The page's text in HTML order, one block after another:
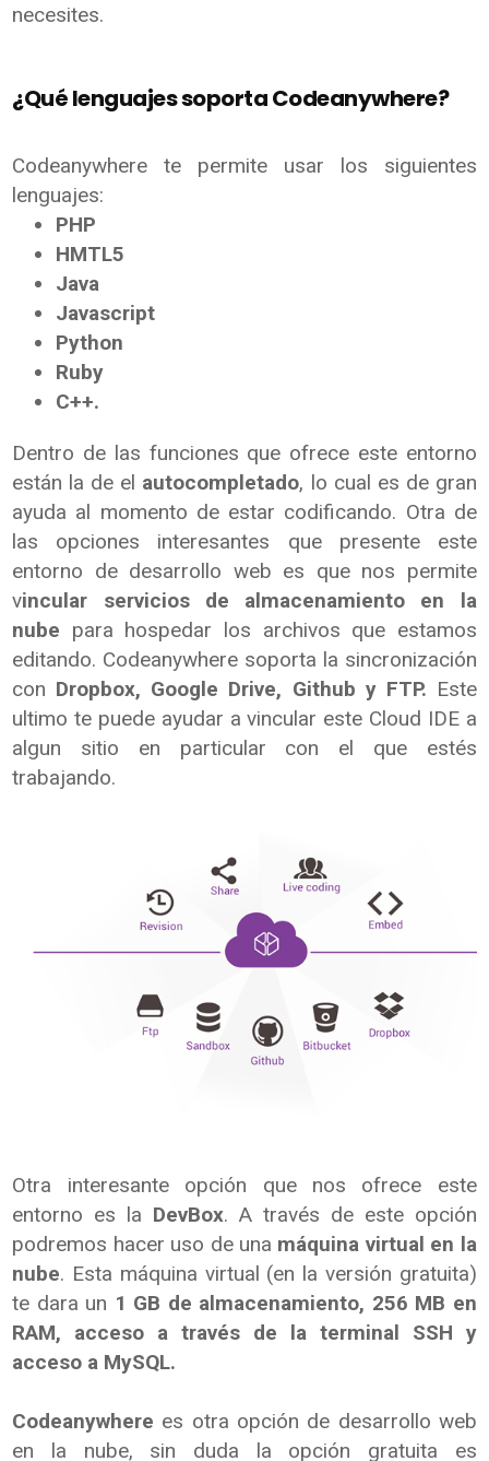
necesites.
¿Qué lenguajes soporta Codeanywhere?
Codeanywhere te permite usar los siguientes
lenguajes:
PHP
HMTL5
Java
Javascript
Python
Ruby
C++.
Dentro de las funciones que ofrece este entorno
están la de el autocompletado, lo cual es de gran
ayuda al momento de estar codificando. Otra de
las opciones interesantes que presente este
entorno de desarrollo web es que nos permite
vincular servicios de almacenamiento en la
nube para hospedar los archivos que estamos
editando. Codeanywhere soporta la sincronización
con Dropbox, Google Drive, Github y FTP. Este
ultimo te puede ayudar a vincular este Cloud IDE a
algun sitio en particular con el que estés
trabajando.
Otra interesante opción que nos ofrece este
entorno es la DevBox. A través de este opción
podremos hacer uso de una máquina virtual en la
nube. Esta máquina virtual (en la versión gratuita)
te dara un 1 GB de almacenamiento, 256 MB en
RAM, acceso a través de la terminal SSH y
acceso a MySQL.
Codeanywhere es otra opción de desarrollo web
en la nube, sin duda la opción gratuita es